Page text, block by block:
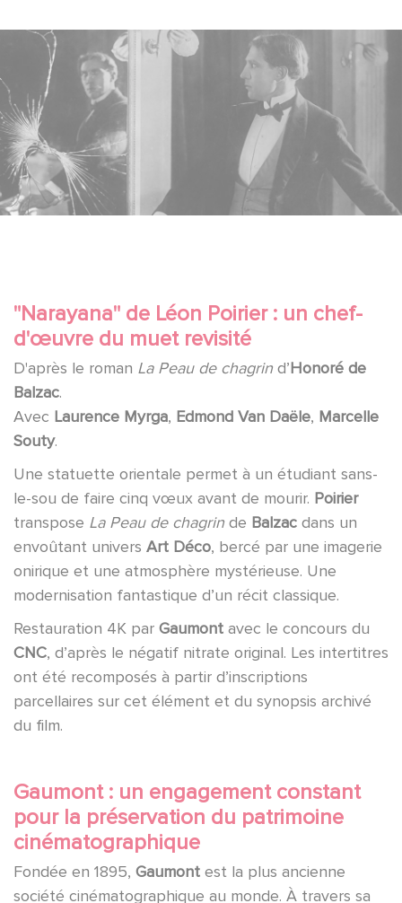
"Narayana" de Léon Poirier : un chef-
d'œuvre du muet revisité
D'après le roman La Peau de chagrin d’Honoré de
Balzac.
Avec Laurence Myrga, Edmond Van Daële, Marcelle
Souty.
Une statuette orientale permet à un étudiant sans-
le-sou de faire cinq vœux avant de mourir. Poirier
transpose La Peau de chagrin de Balzac dans un
envoûtant univers Art Déco, bercé par une imagerie
onirique et une atmosphère mystérieuse. Une
modernisation fantastique d’un récit classique.
Restauration 4K par Gaumont avec le concours du
CNC, d’après le négatif nitrate original. Les intertitres
ont été recomposés à partir d’inscriptions
parcellaires sur cet élément et du synopsis archivé
du film.
Gaumont : un engagement constant
pour la préservation du patrimoine
cinématographique
Fondée en 1895, Gaumont est la plus ancienne
société cinématographique au monde. À travers sa